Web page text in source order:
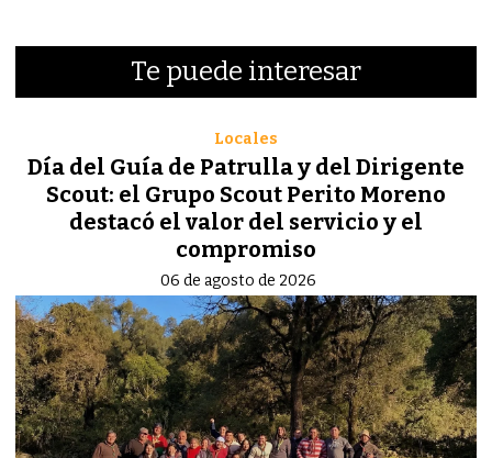
Te puede interesar
Día del Guía de Patrulla y del Dirigente
Scout: el Grupo Scout Perito Moreno
destacó el valor del servicio y el
compromiso
Locales
06 de agosto de 2026